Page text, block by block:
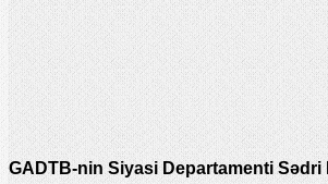
GADTB-nin Siyasi Departamenti Sədri